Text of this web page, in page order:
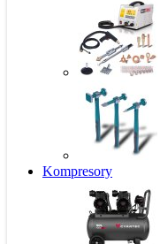
Kompresory